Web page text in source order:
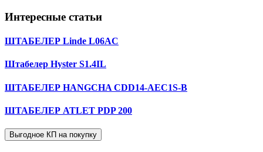
Интересные статьи
ШТАБЕЛЕР Linde L06AC
Штабелер Hyster S1.4IL
ШТАБЕЛЕР HANGCHA CDD14-AEC1S-B
ШТАБЕЛЕР ATLET PDP 200
Выгодное КП на покупку